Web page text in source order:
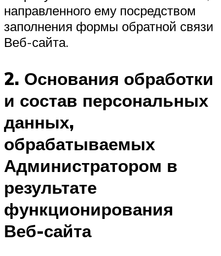
направленного ему посредством
заполнения формы обратной связи
Веб-сайта.
2. Основания обработки
и состав персональных
данных,
обрабатываемых
Администратором в
результате
функционирования
Веб-сайта